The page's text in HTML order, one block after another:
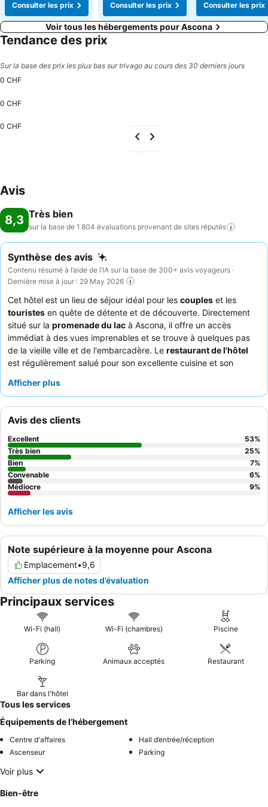
Consulter les prix
Consulter les prix
Consulter les prix
Voir tous les hébergements pour Ascona
Tendance des prix
Sur la base des prix les plus bas sur trivago au cours des 30 derniers jours
0 CHF
0 CHF
0 CHF
Avis
8,3 Très bien
sur la base de 1 804 évaluations provenant de sites réputés
Synthèse des avis
Contenu résumé à l’aide de l’IA sur la base de 300+ avis voyageurs ·
Dernière mise à jour : 29 May 2026
Cet hôtel est un lieu de séjour idéal pour les couples et les
touristes en quête de détente et de découverte. Directement
situé sur la promenade du lac à Ascona, il offre un accès
immédiat à des vues imprenables et se trouve à quelques pas
de la vieille ville et de l'embarcadère. Le restaurant de l'hôtel
est régulièrement salué pour son excellente cuisine et son
clients ne cessent de complimenter le
atmosphère accueillante. Pour une expérience vraiment
mémorable, pensez à réserver une chambre avec
pour profiter du cadre pittoresque.
Afficher plus
Note supérieure à la moyenne pour Ascona
Emplacement•9,6
Afficher plus de notes d’évaluation
Avis des clients
Excellent 53%
Très bien
25%
Bien
7%
Convenable
6%
Médiocre
9%
Afficher les avis
Principaux services
Wi-Fi (hall) Wi-Fi (chambres) Piscine
Parking Animaux acceptés Restaurant
Bar dans l'hôtel
Tous les services
Équipements de l’hébergement
Centre d'affaires
Hall d’entrée/réception
Ascenseur
Parking
Voir plus
Bien-être